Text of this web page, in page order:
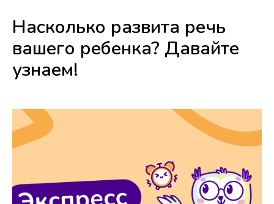
Насколько развита речь
вашего ребенка? Давайте
узнаем!